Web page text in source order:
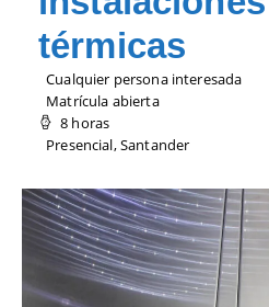
térmicas
Cualquier persona interesada
Matrícula abierta
8 horas
Presencial, Santander